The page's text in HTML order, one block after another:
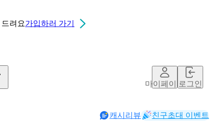
드려요가입하러 가기
마이페이지로그인
캐시리뷰 친구초대 이벤트